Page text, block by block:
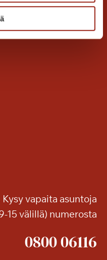
t
t
vapaita asuntoja
15 välillä) numerosta
0800 06116